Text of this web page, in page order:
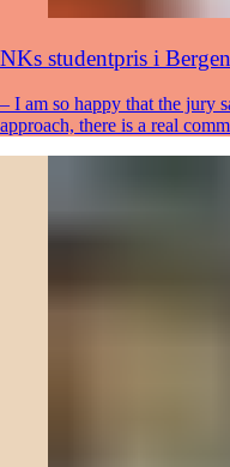
NKs studentpris i
– I am so happy that the jury
approach, there is a real